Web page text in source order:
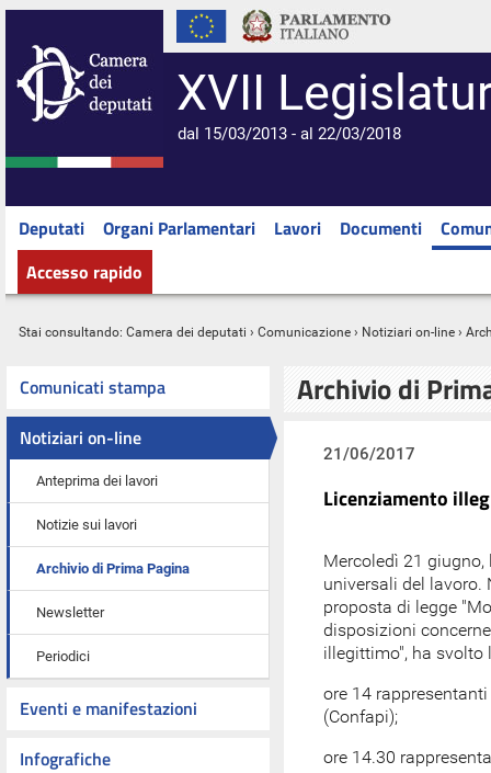
XVII
dal 15/03/2013 - al 22/03/2018
Deputati Organi Parlamentari Lavori Documenti
Accesso rapido
Stai consultando: Camera dei deputati › Comunicazione › Notiziari on-line ›
Comunicati stampa
Notiziari on-line
Anteprima dei lavori
Notizie sui lavori
Archivio di Prima Pagina
Newsletter
Periodici
Eventi e manifestazioni
Infografiche
Archivio di
21/06/2017
Licenziamento
Mercoledì 21
universali del
proposta di legge
disposizioni
illegittimo", ha svolto
ore 14
(Confapi);
ore 14.30